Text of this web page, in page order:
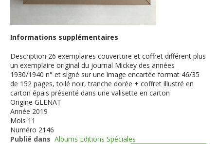
Informations supplémentaires
Description 26 exemplaires couverture et coffret différent plus
un exemplaire original du journal Mickey des années
1930/1940 n° et signé sur une image encartée format 46/35
de 152 pages, toilé noir, tranche dorée + coffret illustré en
carton épais présenté dans une valisette en carton
Origine GLENAT
Année 2019
Mois 11
Numéro 2146
Publié dans Albums Editions Spéciales